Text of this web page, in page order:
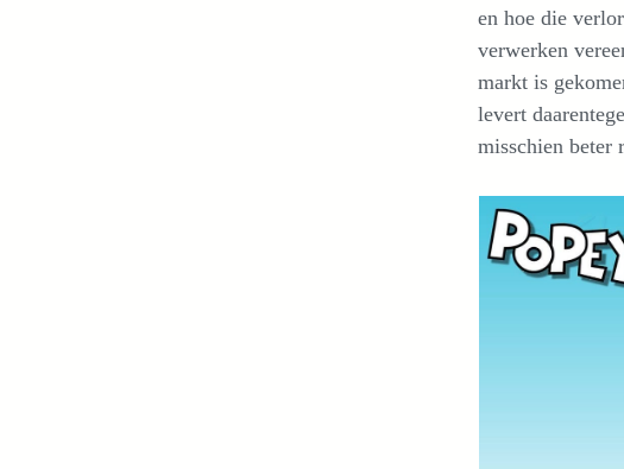
en hoe die
verwerken
markt is
levert
misschien beter